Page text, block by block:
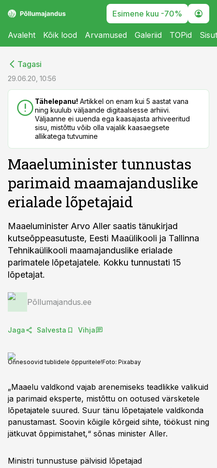
Esimene kuu -70%
Avaleht Kõik lood Arvamused Galeriid TOPid
Tagasi
29.06.20, 10:56
Tähelepanu! Artikkel on enam kui 5 aastat vana
ning kuulub väljaande digitaalsesse arhiivi.
Väljaanne ei uuenda ega kaasajasta arhiveeritud
sisu, mistõttu võib olla vajalik kaasaegsete
allikatega tutvumine
Maaeluminister tunnustas
parimaid maamajanduslike
erialade lõpetajaid
Maaeluminister Arvo Aller saatis tänukirjad
kutseõppeasutuste, Eesti Maaülikooli ja Tallinna
Tehnikaülikooli maamajanduslike erialade
parimatele lõpetajatele. Kokku tunnustati 15
lõpetajat.
Põllumajandus.ee
Jaga Salvesta Vihja
Õnnesoovid tublidele õppuritele!Foto: Pixabay
„Maaelu valdkond vajab arenemiseks teadlikke valikuid
ja parimaid eksperte, mistõttu on ootused värsketele
lõpetajatele suured. Suur tänu lõpetajatele valdkonda
panustamast. Soovin kõigile kõrgeid sihte, töökust ning
jätkuvat õppimistahet,“ sõnas minister Aller.
Ministri tunnustuse pälvisid lõpetajad